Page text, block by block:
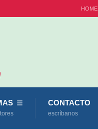
HOME
CONTACTO
escríbanos